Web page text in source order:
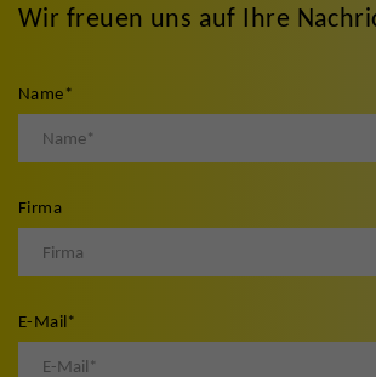
Wir freuen uns auf Ihre
Name*
Firma
E-Mail*